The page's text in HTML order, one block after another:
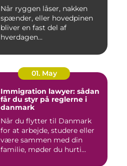
Når ryggen låser, nakken
spænder, eller hovedpinen
bliver en fast del af
hverdagen...
01. May
Immigration lawyer: sådan
får du styr på reglerne i
danmark
Når du flytter til Danmark
for at arbejde, studere eller
være sammen med din
familie, møder du hurti...